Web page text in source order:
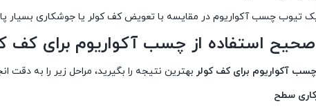
تیوب چسب آکواریوم در مقایسه با تعویض کف کولر یا جوشکاری بسیار
استفاده از چسب آکواریوم برای کف
چسب آکواریوم برای کف کولر بهترین نتیجه را بگیرید، مراحل زیر را به دقت